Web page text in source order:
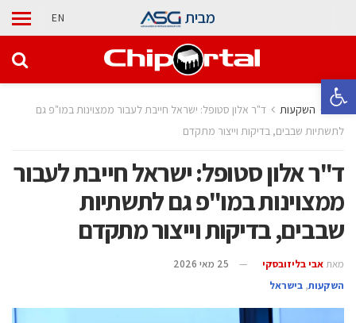
פתח סרגל נגישות
מבית EN
בית השקעות
ד"ר אלון סטופל: ישראל חייבת לעבור ממצוינות במו"פ גם
לתשתיות שבבים, בדיקות וייצור מתקדם
ד"ר אלון סטופל: ישראל חייבת לעבור
ממצוינות במו"פ גם לתשתיות
שבבים, בדיקות וייצור מתקדם
מאת אבי בליזובסקי
25 מאי 2026
השקעות, בישראל